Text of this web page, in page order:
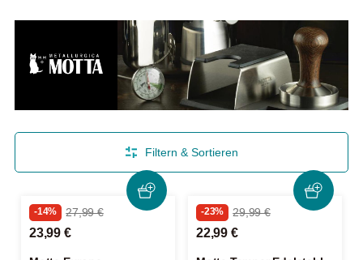
Filtern & Sortieren
-14% 27,99 €
23,99 €
-23% 29,99 €
22,99 €